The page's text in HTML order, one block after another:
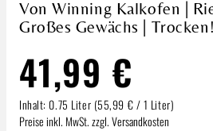
Von Winning Kalkofen |
Großes Gewächs | Trocken!
41,99 €
Inhalt: 0.75 Liter (55,99 € / 1 Liter)
Preise inkl. MwSt. zzgl. Versandkosten